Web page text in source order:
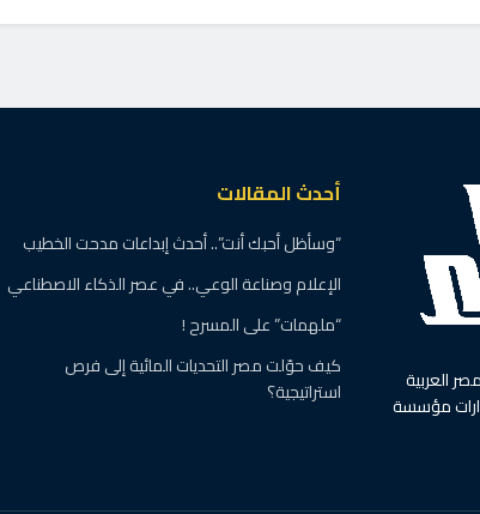
العربية
إصدارات مؤسسة
أحدث المقالات
“وسأظل أحبك أنت”.. أحدث إبداعات مدحت الخطيب
الإعلام وصناعة الوعي.. في عصر الذكاء الاصطناعي
“ملهمات” على المسرح !
كيف حوّلت مصر التحديات المائية إلى فرص
استراتيجية؟